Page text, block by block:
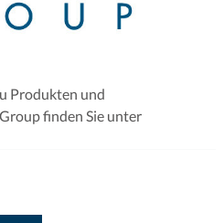
Produkten und
finden Sie unter